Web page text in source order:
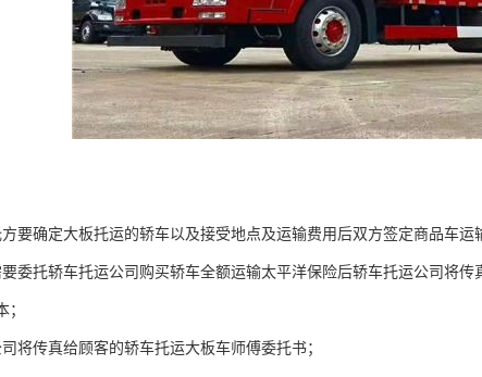
要确定大板托运的轿车以及接受地点及运输费用后双方签定商品车运
委托轿车托运公司购买轿车全额运输太平洋保险后轿车托运公司将
；
将传真给顾客的轿车托运大板车师傅委托书；